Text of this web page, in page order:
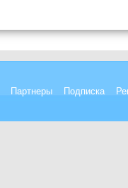
Партнеры Подписка